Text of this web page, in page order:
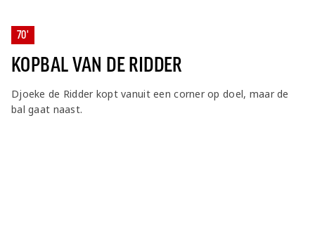
70'
KOPBAL VAN DE RIDDER
Djoeke de Ridder kopt vanuit een corner op doel, maar de
bal gaat naast.